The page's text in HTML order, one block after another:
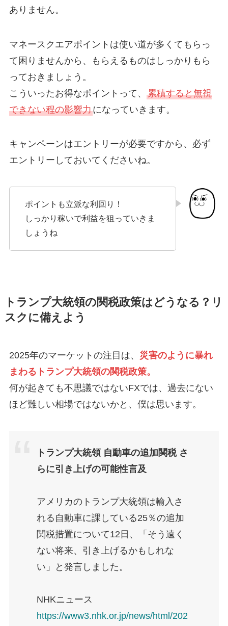
ありません。
マネースクエアポイントは使い道が多くてもらっ
て困りませんから、もらえるものはしっかりもら
っておきましょう。
こういったお得なポイントって、 累積すると無視
できない程の影響力になっていきます。
キャンペーンはエントリーが必要ですから、必ず
エントリーしておいてくださいね。
ポイントも立派な利回り！
しっかり稼いで利益を狙っていきま
しょうね
トランプ大統領の関税政策はどうなる？リ
スクに備えよう
2025年のマーケットの注目は、 災害のように暴れ
まわるトランプ大統領の関税政策。
何が起きても不思議ではないFXでは、過去にない
ほど難しい相場ではないかと、僕は思います。
トランプ大統領 自動車の追加関税 さ
らに引き上げの可能性言及
アメリカのトランプ大統領は輸入さ
れる自動車に課している25％の追加
関税措置について12日、「そう遠く
ない将来、引き上げるかもしれな
い」と発言しました。
NHKニュース
https://www3.nhk.or.jp/news/html/202